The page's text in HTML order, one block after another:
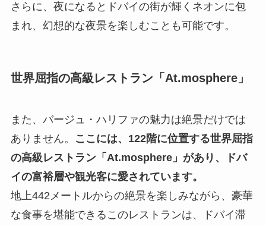
さらに、夜になるとドバイの街が輝くネオンに包
まれ、幻想的な夜景を楽しむことも可能です。
世界屈指の高級レストラン「At.mosphere」
また、バージュ・ハリファの魅力は絶景だけでは
ありません。
ここには、122階に位置する世界屈指
の高級レストラン「At.mosphere」があり、ドバ
イの富裕層や観光客に愛されています。
地上442メートルからの絶景を楽しみながら、豪華
な食事を堪能できるこのレストランは、ドバイ滞